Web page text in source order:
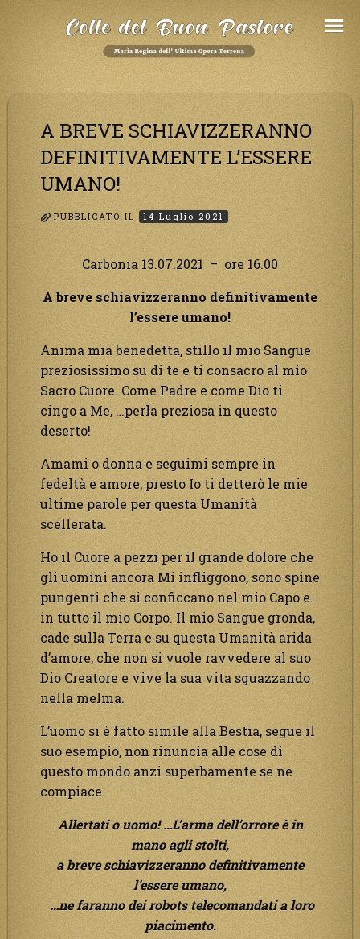
A BREVE SCHIAVIZZERANNO
DEFINITIVAMENTE L’ESSERE
UMANO!
PUBBLICATO IL 14 Luglio 2021
Carbonia 13.07.2021 – ore 16.00
A breve schiavizzeranno definitivamente
l’essere umano!
Anima mia benedetta, stillo il mio Sangue
preziosissimo su di te e ti consacro al mio
Sacro Cuore. Come Padre e come Dio ti
cingo a Me, …perla preziosa in questo
deserto!
Amami o donna e seguimi sempre in
fedeltà e amore, presto Io ti detterò le mie
ultime parole per questa Umanità
scellerata.
Ho il Cuore a pezzi per il grande dolore che
gli uomini ancora Mi infliggono, sono spine
pungenti che si conficcano nel mio Capo e
in tutto il mio Corpo. Il mio Sangue gronda,
cade sulla Terra e su questa Umanità arida
d’amore, che non si vuole ravvedere al suo
Dio Creatore e vive la sua vita sguazzando
nella melma.
L’uomo si è fatto simile alla Bestia, segue il
suo esempio, non rinuncia alle cose di
questo mondo anzi superbamente se ne
compiace.
Allertati o uomo! …L’arma dell’orrore è in
mano agli stolti,
a breve schiavizzeranno definitivamente
l’essere umano,
…ne faranno dei robots telecomandati a loro
piacimento.